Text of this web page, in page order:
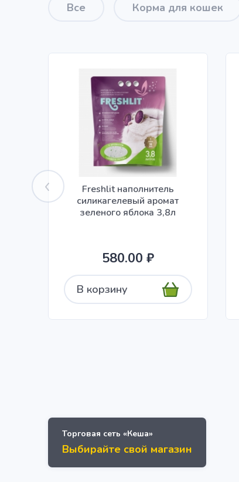
Все Корма для кошек
Freshlit наполнитель
силикагелевый аромат
зеленого яблока 3,8л
580.00 ₽
В корзину
Торговая сеть «Кеша»
Выбирайте свой магазин